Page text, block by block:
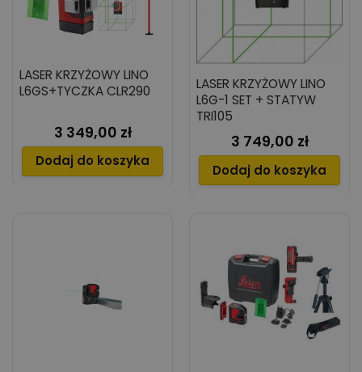
LASER KRZYŻOWY LINO
L6GS+TYCZKA CLR290
Cena
3 349,00 zł
Dodaj do koszyka
LASER KRZYŻOWY LINO
L6G-1 SET + STATYW
TRI105
Cena
3 749,00 zł
Dodaj do koszyka